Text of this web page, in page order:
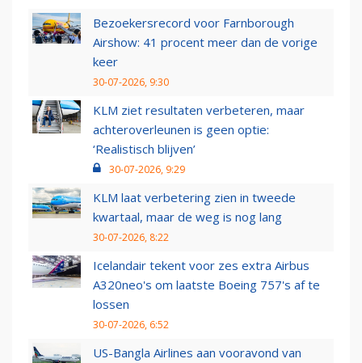
Bezoekersrecord voor Farnborough
Airshow: 41 procent meer dan de vorige
keer
30-07-2026, 9:30
KLM ziet resultaten verbeteren, maar
achteroverleunen is geen optie:
‘Realistisch blijven’
30-07-2026, 9:29
KLM laat verbetering zien in tweede
kwartaal, maar de weg is nog lang
30-07-2026, 8:22
Icelandair tekent voor zes extra Airbus
A320neo's om laatste Boeing 757's af te
lossen
30-07-2026, 6:52
US-Bangla Airlines aan vooravond van